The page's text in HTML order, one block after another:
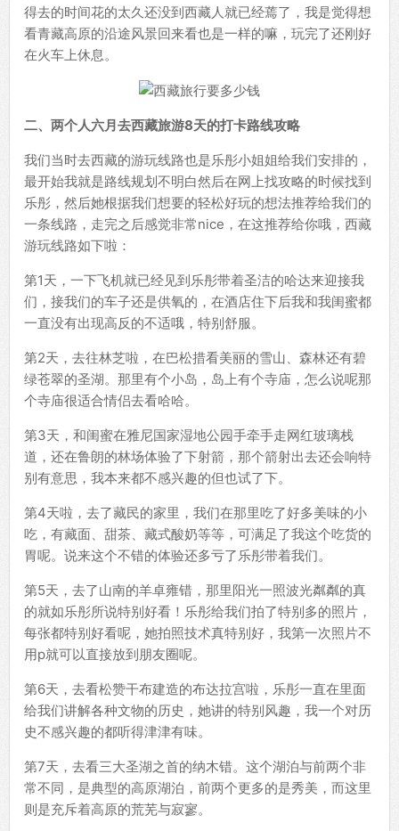
得去的时间花的太久还没到西藏人就已经蔫了，我是觉得想
看青藏高原的沿途风景回来看也是一样的嘛，玩完了还刚好
在火车上休息。
二、两个人六月去西藏旅游8天的打卡路线攻略
我们当时去西藏的游玩线路也是乐彤小姐姐给我们安排的，
最开始我就是路线规划不明白然后在网上找攻略的时候找到
乐彤，然后她根据我们想要的轻松好玩的想法推荐给我们的
一条线路，走完之后感觉非常nice，在这推荐给你哦，西藏
游玩线路如下啦：
第1天，一下飞机就已经见到乐彤带着圣洁的哈达来迎接我
们，接我们的车子还是供氧的，在酒店住下后我和我闺蜜都
一直没有出现高反的不适哦，特别舒服。
第2天，去往林芝啦，在巴松措看美丽的雪山、森林还有碧
绿苍翠的圣湖。那里有个小岛，岛上有个寺庙，怎么说呢那
个寺庙很适合情侣去看哈哈。
第3天，和闺蜜在雅尼国家湿地公园手牵手走网红玻璃栈
道，还在鲁朗的林场体验了下射箭，那个箭射出去还会响特
别有意思，我本来都不感兴趣的但也试了下。
第4天啦，去了藏民的家里，我们在那里吃了好多美味的小
吃，有藏面、甜茶、藏式酸奶等等，可满足了我这个吃货的
胃呢。说来这个不错的体验还多亏了乐彤带着我们。
第5天，去了山南的羊卓雍错，那里阳光一照波光粼粼的真
的就如乐彤所说特别好看！乐彤给我们拍了特别多的照片，
每张都特别好看呢，她拍照技术真特别好，我第一次照片不
用p就可以直接放到朋友圈呢。
第6天，去看松赞干布建造的布达拉宫啦，乐彤一直在里面
给我们讲解各种文物的历史，她讲的特别风趣，我一个对历
史不感兴趣的都听得津津有味。
第7天，去看三大圣湖之首的纳木错。这个湖泊与前两个非
常不同，是典型的高原湖泊，前两个更多的是秀美，而这里
则是充斥着高原的荒芜与寂寥。